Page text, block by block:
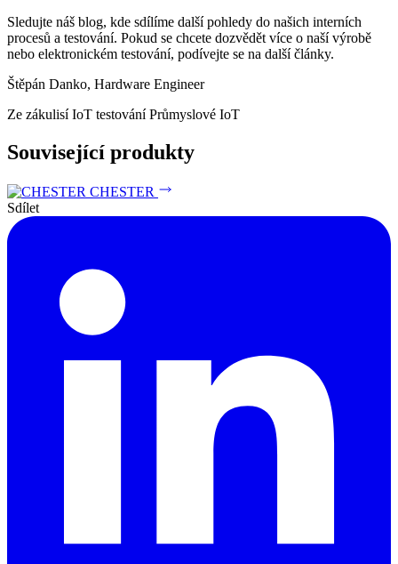
Sledujte náš blog, kde sdílíme další pohledy do našich interních
procesů a testování. Pokud se chcete dozvědět více o naší výrobě
nebo elektronickém testování, podívejte se na další články.
Štěpán Danko, Hardware Engineer
Ze zákulisíIoT testováníPrůmyslové IoT
Související produkty
CHESTER
Sdílet